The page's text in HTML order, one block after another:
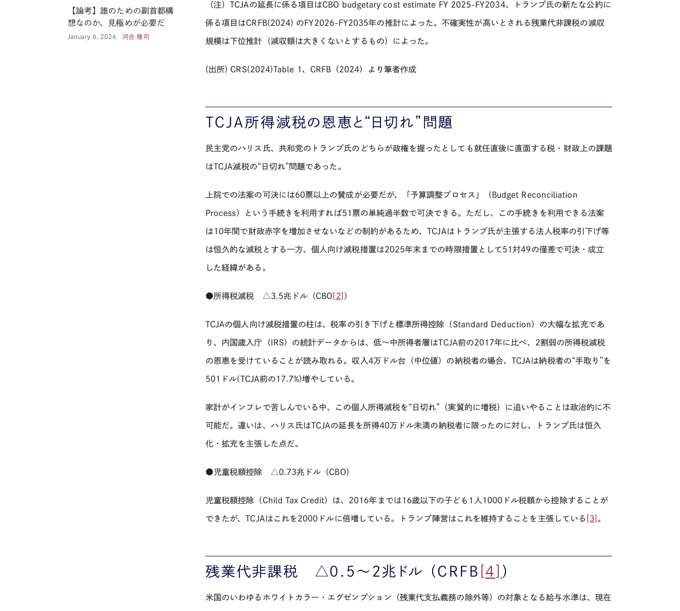
（注）TCJAの延長に係る項目はCBO budgetary cost estimate FY 2025-FY2034、トランプ氏の新たな公約に
係る項目はCRFB(2024) のFY2026-FY2035年の推計によった。不確実性が高いとされる残業代非課税の減収
規模は下位推計（減収額は大きくないとするもの）によった。
(出所) CRS(2024)Table 1、CRFB（2024）より筆者作成
TCJA 所得減税の恩恵と“日切れ”問題
民主党のハリス氏、共和党のトランプ氏のどちらが政権を握ったとしても就任直後に直面する税・財政上の課題
はTCJA減税の“日切れ”問題であった。
上院での法案の可決には60票以上の賛成が必要だが、「予算調整プロセス」（ Budget Reconciliation
Process）という手続きを利用すれば51 票の単純過半数で可決できる。ただし、この手続きを利用できる法案
は10年間で財政赤字を増加させないなどの制約があるため、TCJAはトランプ氏が主張する法人税率の引下げ等
は恒久的な減税とする一方、個人向け減税措置は2025年末までの時限措置として51対49の僅差で可決・成立
した経緯がある。
●所得税減税 △3.5兆ドル（CBO [2] ）
TCJAの個人向け減税措置の柱は、税率の引き下げと標準所得控除（ Standard Deduction）の大幅な拡充であ
り、内国歳入庁（ IRS）の統計データからは、低～中所得者層はTCJA前の2017年に比べ、 2割弱の所得税減税
の恩恵を受けていることが読み取れる。収入4万ドル台（中位値）の納税者の場合、TCJAは納税者の“手取り”を
501 ドル(TCJA前の17.7%)増やしている。
家計がインフレで苦しんでいる中、この個人所得減税を“日切れ”（実質的に増税）に追いやることは政治的に不
可能だ。違いは、ハリス氏はTCJAの延長を所得40万ドル未満の納税者に限ったのに対し、トランプ氏は恒久
化・拡充を主張した点だ。
●児童税額控除 △0.73兆ドル（CBO）
児童税額控除（ Child Tax Credit）は、 2016年までは16歳以下の子ども 1 人 1000 ドル税額から控除することが
できたが、TCJAはこれを2000 ドルに倍増している。トランプ陣営はこれを維持することを主張している [3]。
残業代非課税 △0.5 ～ 2 兆ドル （ CRFB [4] ）
米国のいわゆるホワイトカラー・エグゼンプション（残業代支払義務の除外等）の対象となる給与水準は、現在
【論考】誰のための副首都構
想なのか、見極めが必要だ
January 6, 2026 河合 雅司